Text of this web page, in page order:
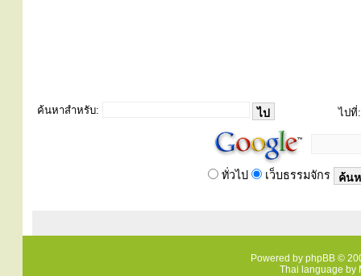
ค้นหาสำหรับ: ไปที่:
ทั่วไป เว็บธรรมจักร
Powered by phpBB ©
Thai language by